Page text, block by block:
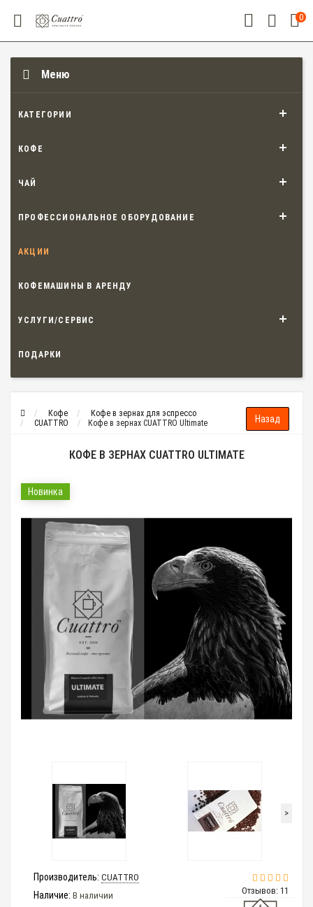
0
Меню
КАТЕГОРИИ
КОФЕ
ЧАЙ
ПРОФЕССИОНАЛЬНОЕ ОБОРУДОВАНИЕ
АКЦИИ
КОФЕМАШИНЫ В АРЕНДУ
УСЛУГИ/СЕРВИС
ПОДАРКИ
Кофе
Кофе в зернах для эспрессо
CUATTRO
Кофе в зернах CUATTRO Ultimate
КОФЕ В ЗЕРНАХ CUATTRO ULTIMATE
Новинка
>
Отзывов: 11
Производитель: CUATTRO
Наличие: В наличии